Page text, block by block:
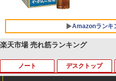
￥2,980
Amazonランキ
薬屋のひと
ンガンコミ
楽天市場 売れ筋ランキング
ノート デスクトップ